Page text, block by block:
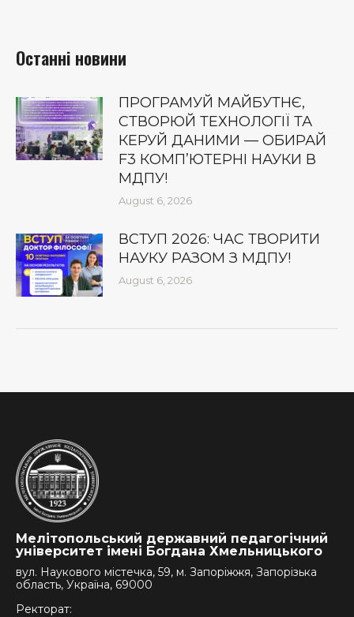
Останні новини
ПРОГРАМУЙ МАЙБУТНЄ,
СТВОРЮЙ ТЕХНОЛОГІЇ ТА
КЕРУЙ ДАНИМИ — ОБИРАЙ
F3 КОМП’ЮТЕРНІ НАУКИ В
МДПУ!
August 6, 2026
ВСТУП 2026: ЧАС ТВОРИТИ
НАУКУ РАЗОМ З МДПУ!
August 6, 2026
Мелітопольський державний педагогічний
університет імені Богдана Хмельницького
вул. Наукового містечка, 59, м. Запоріжжя, Запорізька
область, Україна, 69000
Ректорат: